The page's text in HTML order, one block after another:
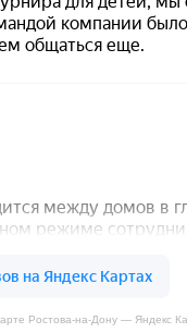
Ростова‑на‑Дону — Яндекс